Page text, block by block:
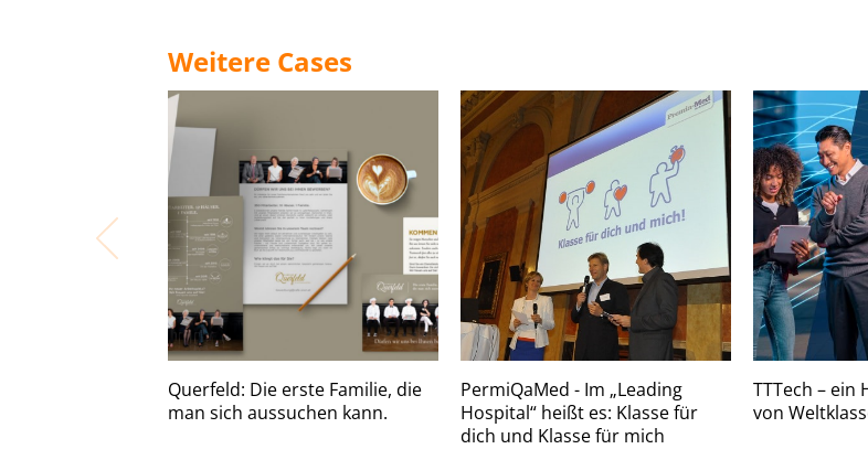
Weitere Cases
Querfeld: Die erste Familie, die
man sich aussuchen kann.
PermiQaMed - Im „Leading
Hospital“ heißt es: Klasse für
dich und Klasse für mich
TTTech – ein
von